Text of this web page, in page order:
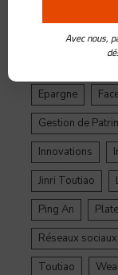
ByteDance
Epargne
Gestion de
Innovations
Jinri Toutiao
Ping An
Réseaux sociaux
Toutiao
Avec nous,